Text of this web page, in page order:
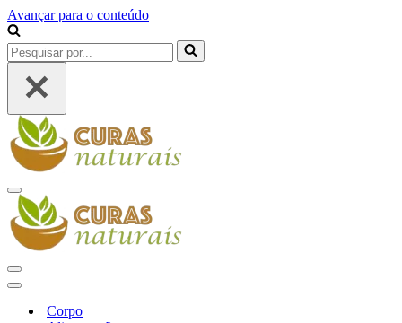
Avançar para o conteúdo
Pesquisar
por...
Menu
de
navegação
Menu
de
Menu
navegação
Corpo